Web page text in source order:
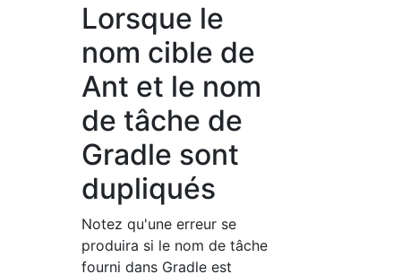
Lorsque le
nom cible de
Ant et le nom
de tâche de
Gradle sont
dupliqués
Notez qu'une erreur se
produira si le nom de tâche
fourni dans Gradle est